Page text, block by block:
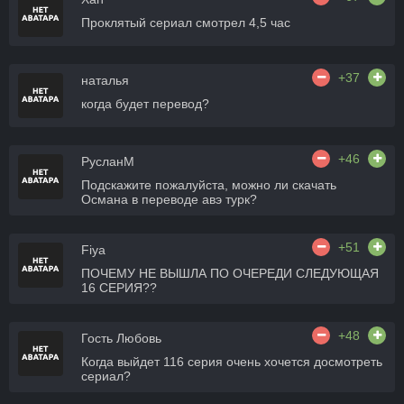
Проклятый сериал смотрел 4,5 час
наталья
+37
когда будет перевод?
РусланМ
+46
Подскажите пожалуйста, можно ли скачать
Османа в переводе авэ турк?
Fiya
+51
ПОЧЕМУ НЕ ВЫШЛА ПО ОЧЕРЕДИ СЛЕДУЮЩАЯ
16 СЕРИЯ??
Гость Любовь
+48
Когда выйдет 116 серия очень хочется досмотреть
сериал?